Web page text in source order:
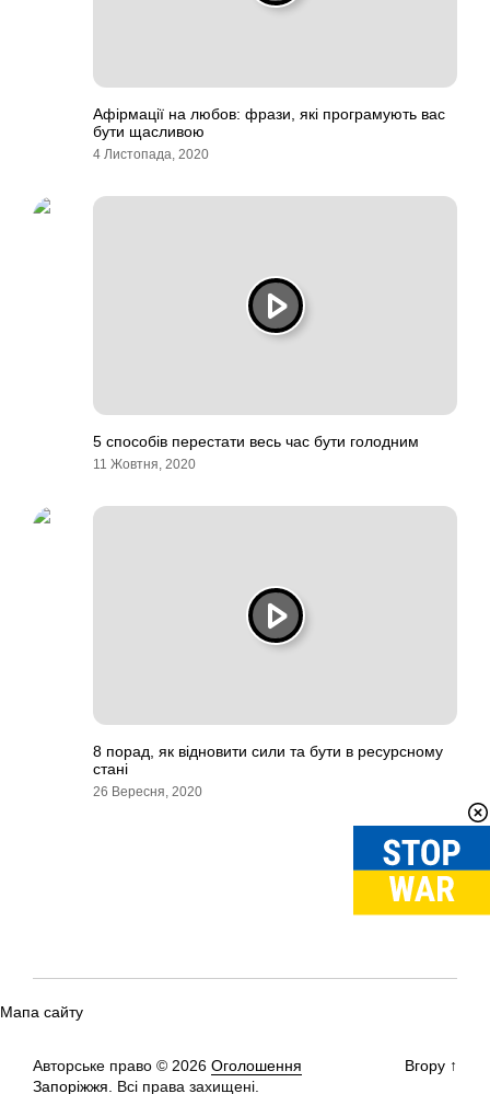
Афірмації на любов: фрази, які програмують вас
бути щасливою
4 Листопада, 2020
5 способів перестати весь час бути голодним
11 Жовтня, 2020
8 порад, як відновити сили та бути в ресурсному
стані
26 Вересня, 2020
Мапа сайту
Авторське право © 2026 Оголошення
Запоріжжя.
Всі права захищені.
Вгору ↑